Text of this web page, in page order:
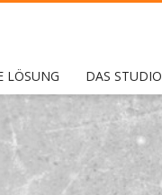
LÖSUNG DAS STUDIO